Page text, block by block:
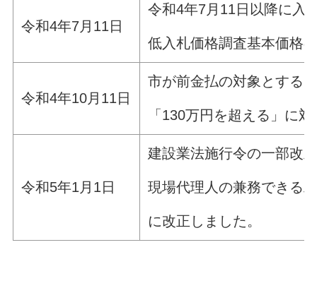
令和4年7月11日
令和4年7月11日以降に入
低入札価格調査基本価格
令和4年10月11日
市が前金払の対象とする
「130万円を超える」に
令和5年1月1日
建設業法施行令の一部改
現場代理人の兼務できる
に改正しました。